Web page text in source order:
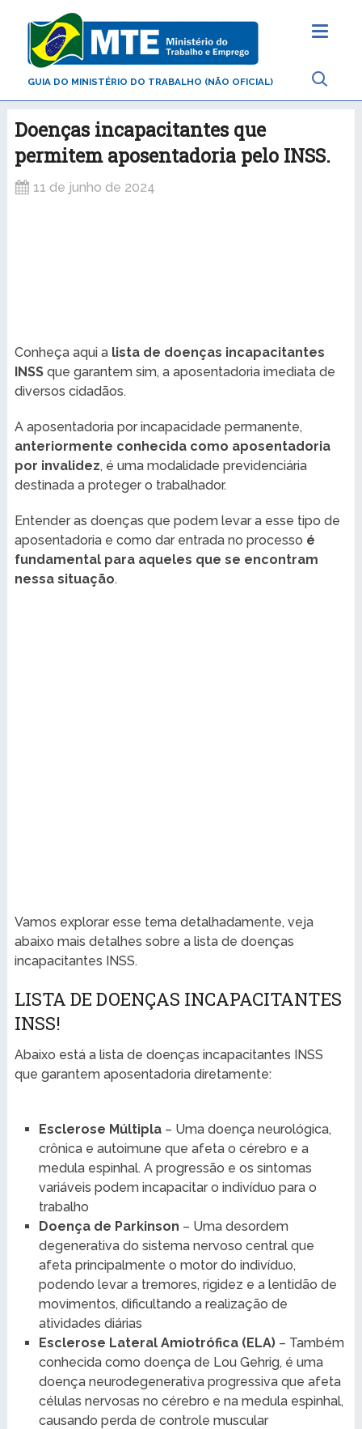
GUIA DO MINISTÉRIO DO TRABALHO (NÃO OFICIAL)
Doenças incapacitantes que
permitem aposentadoria pelo INSS.
11 de junho de 2024
Conheça aqui a lista de doenças incapacitantes
INSSque garantem sim, a aposentadoria imediata de
diversos cidadãos.
A aposentadoria por incapacidade permanente,
anteriormente conhecida como aposentadoria
por invalidez, é uma modalidade previdenciária
destinada a proteger o trabalhador.
Entender as doenças que podem levar a esse tipo de
aposentadoria e como dar entrada no processo é
fundamental para aqueles que se encontram
nessa situação.
Vamos explorar esse tema detalhadamente, veja
abaixo mais detalhes sobre a lista de doenças
incapacitantes INSS.
LISTA DE DOENÇAS INCAPACITANTES
INSS!
Abaixo está a lista de doenças incapacitantes INSS
que garantem aposentadoria diretamente:
Esclerose Múltipla– Uma doença neurológica,
crônica e autoimune que afeta o cérebro e a
medula espinhal. A progressão e os sintomas
variáveis podem incapacitar o indivíduo para o
trabalho
Doença de Parkinson – Uma desordem
degenerativa do sistema nervoso central que
afeta principalmente o motor do indivíduo,
podendo levar a tremores, rigidez e a lentidão de
movimentos, dificultando a realização de
atividades diárias
Esclerose Lateral Amiotrófica (ELA)– Também
conhecida como doença de Lou Gehrig, é uma
doença neurodegenerativa progressiva que afeta
células nervosas no cérebro e na medula espinhal,
causando perda de controle muscular